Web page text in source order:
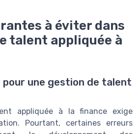
à éviter dans
talent appliquée à
pour une gestion de talent
appliquée à la finance exige
Pourtant, certaines erreurs